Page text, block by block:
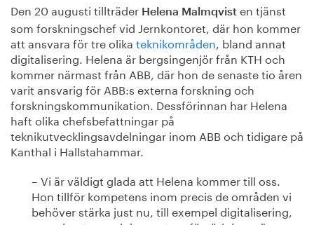
Den 20 augusti tillträder Helena Malmqvist en tjänst
som forskningschef vid Jernkontoret, där hon kommer
att ansvara för tre olika teknikområden, bland annat
digitalisering. Helena är bergsingenjör från KTH och
kommer närmast från ABB, där hon de senaste tio åren
varit ansvarig för ABB:s externa forskning och
forskningskommunikation. Dessförinnan har Helena
haft olika chefsbefattningar på
teknikutvecklingsavdelningar inom ABB och tidigare på
Kanthal i Hallstahammar.
– Vi är väldigt glada att Helena kommer till oss.
Hon tillför kompetens inom precis de områden vi
behöver stärka just nu, till exempel digitalisering,